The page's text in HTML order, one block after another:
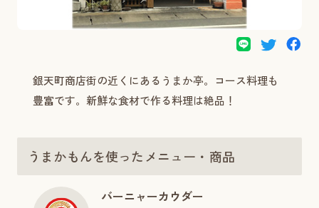
銀天町商店街の近くにあるうまか亭。コース料理も
豊富です。新鮮な食材で作る料理は絶品！
うまかもんを使ったメニュー・商品
バーニャーカウダー